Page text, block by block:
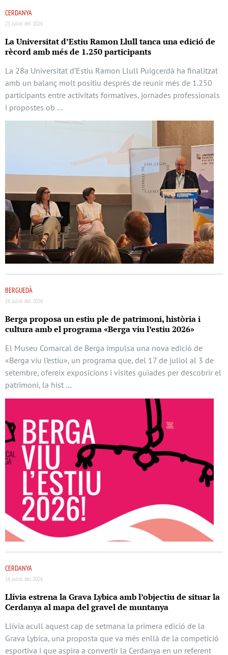
CERDANYA
21 juliol del 2026
La Universitat d’Estiu Ramon Llull tanca una edició de
rècord amb més de 1.250 participants
La 28a Universitat d’Estiu Ramon Llull Puigcerdà ha finalitzat
amb un balanç molt positiu després de reunir més de 1.250
participants entre activitats formatives, jornades professionals
i propostes ob …
BERGUEDÀ
16 juliol del 2026
Berga proposa un estiu ple de patrimoni, història i
cultura amb el programa «Berga viu l’estiu 2026»
El Museu Comarcal de Berga impulsa una nova edició de
«Berga viu l’estiu», un programa que, del 17 de juliol al 3 de
setembre, ofereix exposicions i visites guiades per descobrir el
patrimoni, la hist …
CERDANYA
16 juliol del 2026
Llívia estrena la Grava Lybica amb l’objectiu de situar la
Cerdanya al mapa del gravel de muntanya
Llívia acull aquest cap de setmana la primera edició de la
Grava Lybica, una proposta que va més enllà de la competició
esportiva i que aspira a convertir la Cerdanya en un referent